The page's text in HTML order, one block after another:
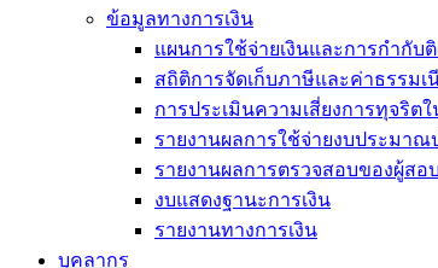
ข้อมูลทางการเงิน
แผนการใช้จ่ายเงินและการกำกับ
สถิติการจัดเก็บภาษีและค่าธรรมเ
การประเมินความเสี่ยงการทุจริต
รายงานผลการใช้จ่ายงบประมาณ
รายงานผลการตรวจสอบของผู้สอ
งบแสดงฐานะการเงิน
รายงานทางการเงิน
บุคลากร